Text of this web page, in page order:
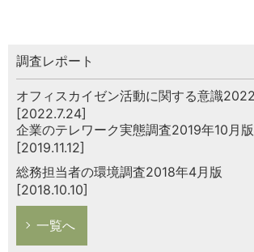
調査レポート
オフィスカイゼン活動に関する意識
[2022.7.24]
企業のテレワーク実態調査2019年10月版
[2019.11.12]
総務担当者の環境調査2018年4月版
[2018.10.10]
一覧へ